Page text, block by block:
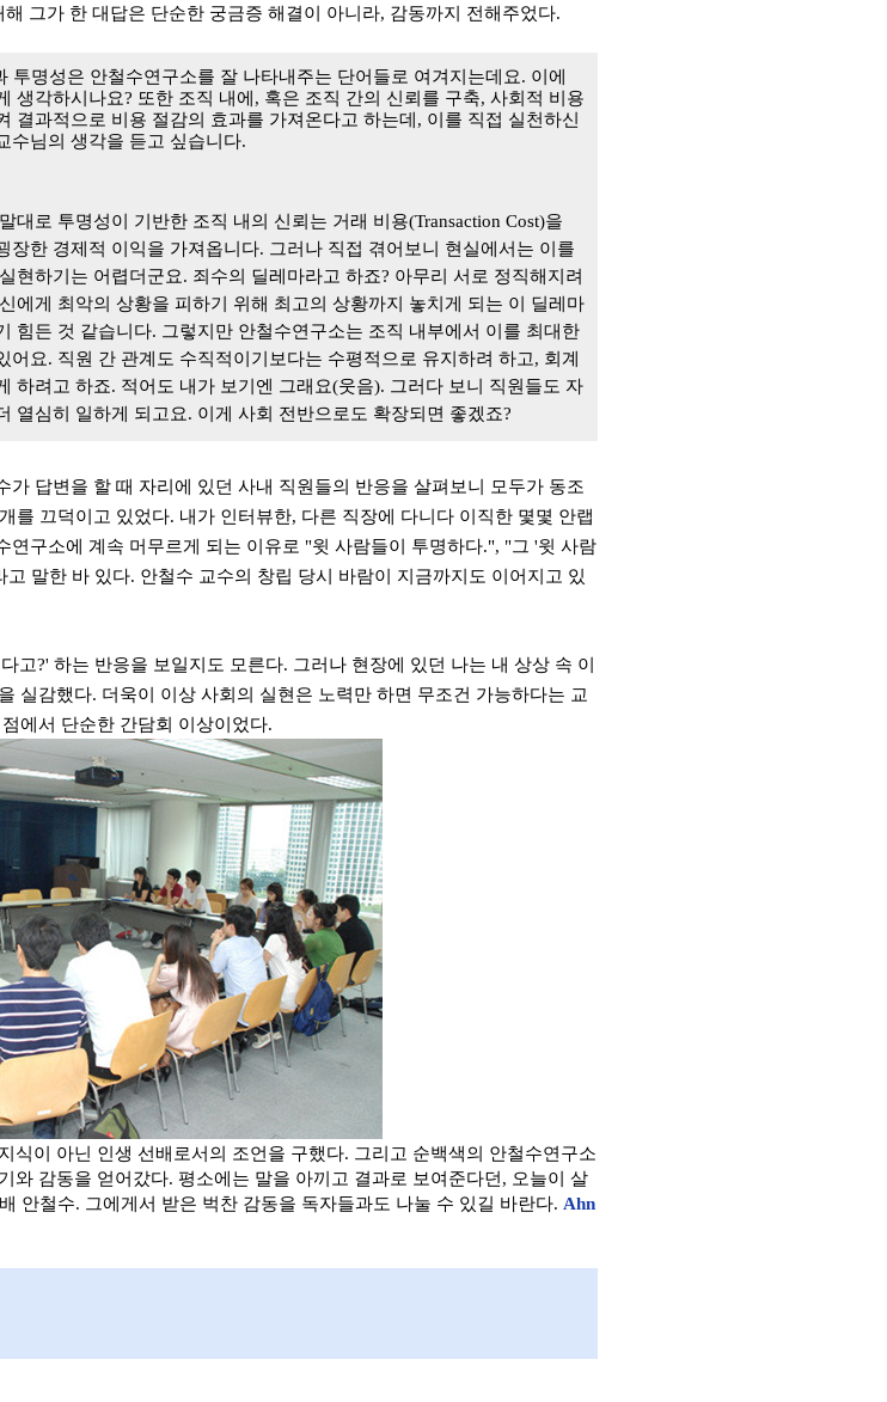
해 그가 한 대답은 단순한 궁금증 해결이 아니라, 감동까지 전해주었다.
투명성은 안철수연구소를 잘 나타내주는 단어들로 여겨지는데요. 이에
생각하시나요? 또한 조직 내에 , 혹은 조직 간의 신뢰를 구축, 사회적 비용
결과적으로 비용 절감의 효과를 가져온다고 하는데 , 이를 직접 실천하신
수님의 생각을 듣고 싶습니다.
대로 투명성이 기반한 조직 내 의 신뢰는 거래 비용(Transaction Cost)을
장한 경제적 이익을 가져옵니다. 그러나 직접 겪어보니 현실에서는 이를
현하기는 어렵더군요. 죄수의 딜레마라고 하죠? 아무리 서로 정직해지려
에게 최악의 상황을 피하기 위해 최고의 상황까지 놓치게 되는 이 딜레마
힘든 것 같습니다. 그렇지만 안철수연구소는 조직 내부에서 이를 최대한
어요. 직원 간 관계도 수직적이기보다는 수평적으로 유지하려 하고, 회계
하려고 하죠. 적어도 내가 보기엔 그래요(웃음). 그러다 보니 직원들도 자
열심히 일하게 되고요. 이게 사회 전반으로도 확장되면 좋겠죠?
가 답변을 할 때 자리에 있던 사내 직원들의 반응을 살펴보니 모두가 동조
를 끄덕이고 있었다. 내가 인터뷰한, 다른 직장에 다니다 이직한 몇몇 안랩
연구소에 계속 머무르게 되는 이유로 "윗 사람들이 투명하다.", "그 '윗 사람
고 말한 바 있다. 안철수 교수의 창립 당시 바람이 지금까지도 이어지고 있
고?' 하는 반응을 보일지도 모른다. 그러나 현장에 있던 나는 내 상상 속 이
실감했다. 더욱이 이상 사회의 실현은 노력만 하면 무조건 가능하다는 교
에서 단순한 간담회 이상이었다.
식이 아닌 인생 선배로서의 조언을 구했다. 그리고 순백색의 안철수연구소
와 감동을 얻어갔다. 평소에는 말을 아끼고 결과로 보여준다던, 오늘이 살
안철수. 그에게서 받은 벅찬 감동을 독자들과도 나눌 수 있길 바란다. Ahn